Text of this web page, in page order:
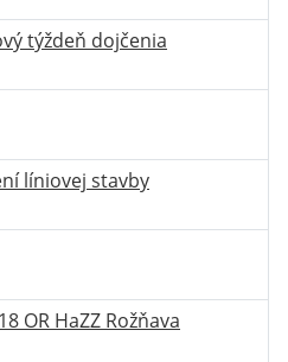
týždeň dojčenia
líniovej stavby
OR HaZZ Rožňava